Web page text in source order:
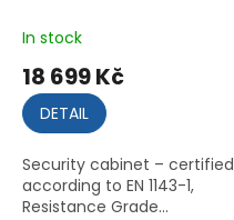
In stock
18 699 Kč
DETAIL
Security cabinet – certified
according to EN 1143-1,
Resistance Grade...